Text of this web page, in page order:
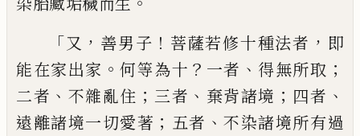
「又 ， 善男子 ！ 菩薩若修十種法者 ， 即
能在家出家 。何等為十 ？ 一者 、 得無所取 ；
二者 、 不雜亂住 ； 三者 、 棄背諸境 ； 四者 、
遠離諸境一切愛著 ； 五者 、不染諸境所有過